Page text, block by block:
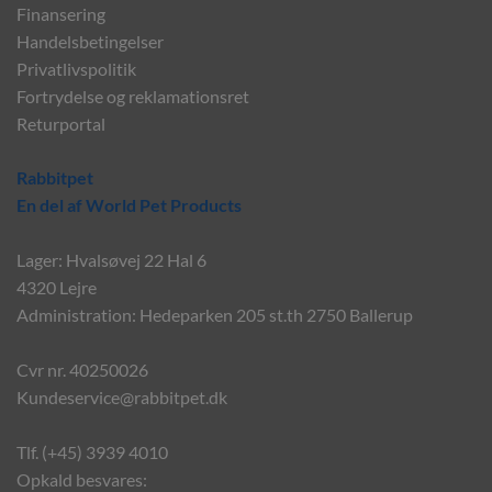
Finansering
Handelsbetingelser
Privatlivspolitik
Fortrydelse og reklamationsret
Returportal
Rabbitpet
En del af World Pet Products
Lager: Hvalsøvej 22 Hal 6
4320 Lejre
Administration: Hedeparken 205 st.th 2750 Ballerup
Cvr nr. 40250026
Kundeservice@rabbitpet.dk
Tlf. (+45) 3939 4010
Opkald besvares: